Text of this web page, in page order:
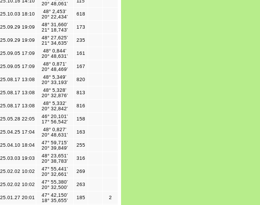
20° 48,061'
18:10
48° 2,453'
20° 22,434'
618
19:09
48° 31,660'
21° 18,743'
173
19:09
48° 27,625'
21° 34,635'
235
17:09
48° 0,844'
20° 48,631'
161
17:09
48° 0,871'
20° 48,469'
167
13:08
48° 5,349'
20° 33,193'
820
13:08
48° 5,328'
20° 32,876'
813
13:08
48° 5,332'
20° 32,842'
816
22:05
46° 20,101'
17° 56,542'
158
17:04
48° 0,827'
20° 48,631'
163
18:04
47° 59,715'
20° 39,849'
255
19:03
48° 23,651'
20° 38,783'
316
10:02
47° 55,441'
20° 32,661'
269
10:02
47° 55,380'
20° 32,500'
263
20:01
47° 42,150'
18° 35,655'
185 2